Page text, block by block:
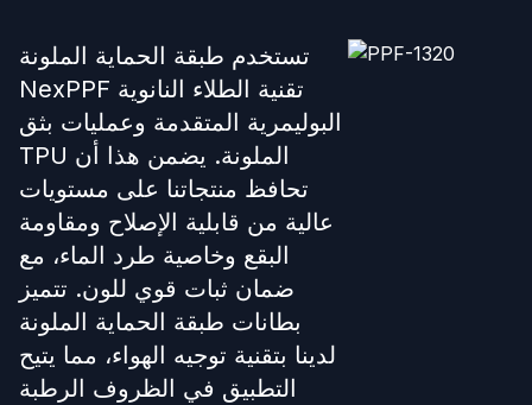
تستخدم طبقة الحماية الملونة
NexPPF تقنية الطلاء النانوية
البوليمرية المتقدمة وعمليات بثق
TPU الملونة. يضمن هذا أن
تحافظ منتجاتنا على مستويات
عالية من قابلية الإصلاح ومقاومة
البقع وخاصية طرد الماء، مع
ضمان ثبات قوي للون. تتميز
بطانات طبقة الحماية الملونة
لدينا بتقنية توجيه الهواء، مما يتيح
التطبيق في الظروف الرطبة